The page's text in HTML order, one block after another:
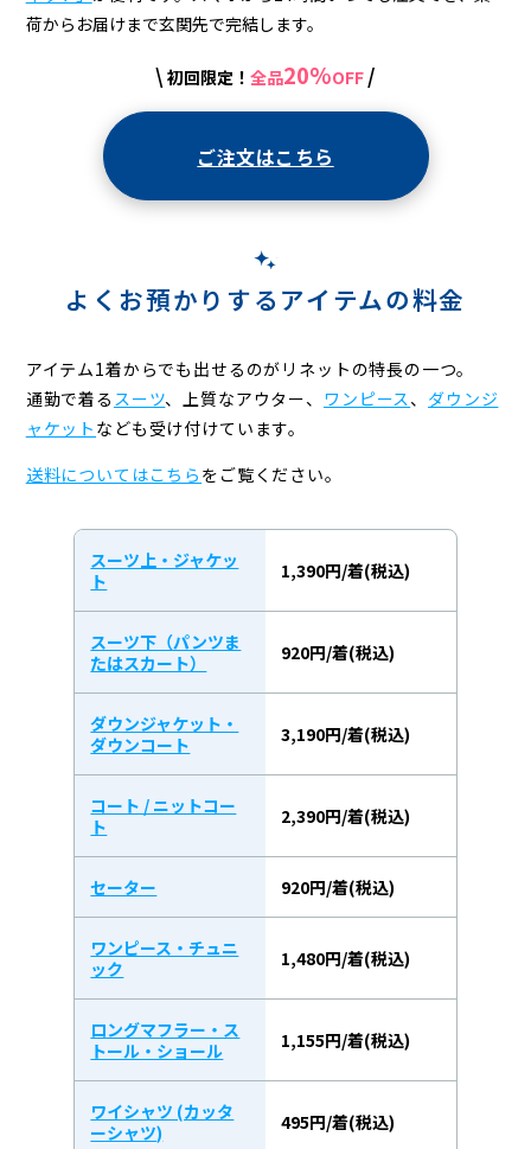
グ荷からお届けまで玄関先で完結します。
\ 初回限定！ 全品20%OFF /
ご注文はこちら
よくお預かりするアイテムの料金
アイテム1着からでも出せるのがリネットの特長の一つ。
通勤で着る スーツ、上質なアウター、 ワンピース 、 ダウンジ
ャケット なども受け付けています。
送料についてはこちら をご覧ください。
スーツ上・ジャケッ
ト
1,390円/着(税込)
スーツ下（パンツま
たはスカート）
920円/着(税込)
ダウンジャケット・
ダウンコート
3,190円/着(税込)
コート / ニットコー
ト
2,390円/着(税込)
セーター 920円/着(税込)
ワンピース・チュニ
ック
1,480円/着(税込)
ロングマフラー・ス
トール・ショール
1,155円/着(税込)
ワイシャツ (カッタ
ーシャツ)
495円/着(税込)